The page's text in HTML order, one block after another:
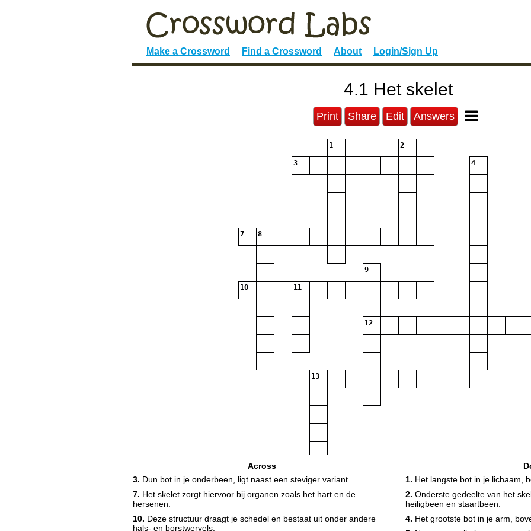
Make a Crossword Find a Crossword About Login/Sign Up
4.1 Het skelet
Print Share Edit Answers
1 2
3 4
7 8
9
10 11
12
13
Across
3. Dun bot in je onderbeen, ligt naast een steviger variant.
7. Het skelet zorgt hiervoor bij organen zoals het hart en de
hersenen.
10. Deze structuur draagt je schedel en bestaat uit onder andere
hals- en borstwervels.
1. Het langste bot in je lichaam,
2. Onderste gedeelte van het
heiligbeen en staartbeen.
4. Het grootste bot in je arm,